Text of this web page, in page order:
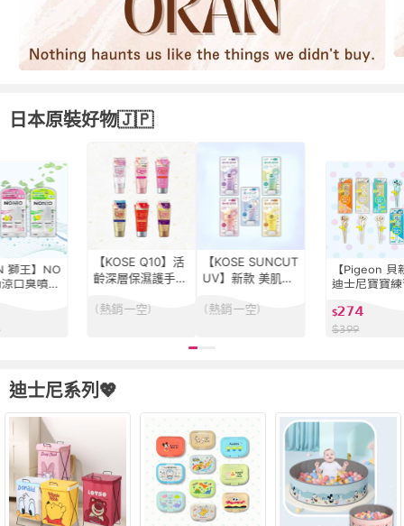
日本原裝好物🇯🇵
獅王】NO
口臭噴劑
口腔噴
【KOSE Q10】活
齡深層保濕護手霜
潤澤 保濕 美容 美
(熱銷一空)
【KOSE SUNCUT
UV】新款 美肌調
PF50+(日本境內
(熱銷一空)
【Pigeon 貝
迪士尼寶寶練
手 米奇 米妮
比 筷子 兒童
$274
$399
迪士尼系列💖